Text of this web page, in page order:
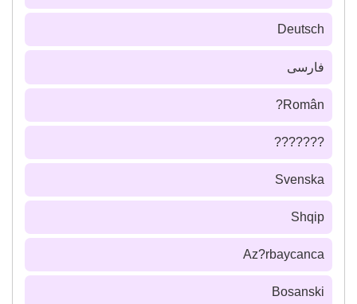
Deutsch
فارسى
Român?
???????
Svenska
Shqip
Az?rbaycanca
Bosanski